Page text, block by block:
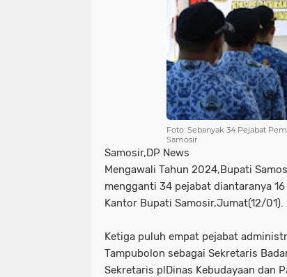
Foto: Sebanyak 34 Pejabat
Samosir
Samosir,DP News
Mengawali Tahun 2024,Bupati
mengganti 34 pejabat diantaranya
Kantor Bupati Samosir,Jumat(12/01).
Ketiga puluh empat pejabat
Tampubolon sebagai Sekretaris
Sekretaris plDinas Kebudayaan dan